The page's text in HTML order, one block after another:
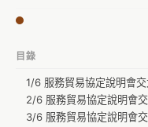
目錄